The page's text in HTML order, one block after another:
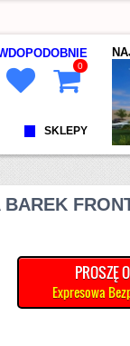
0
SKLEPY
PROSZĘ